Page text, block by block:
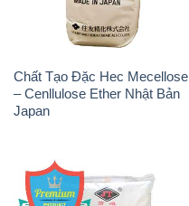
Chất Tạo Đặc Hec Mecellose
– Cenllulose Ether Nhật Bản
Japan